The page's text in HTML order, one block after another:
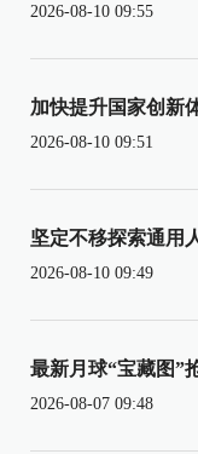
2026-08-10 09:55
加快提升国家创新
2026-08-10 09:51
坚定不移探索通用
2026-08-10 09:49
最新月球“宝藏图”
2026-08-07 09:48